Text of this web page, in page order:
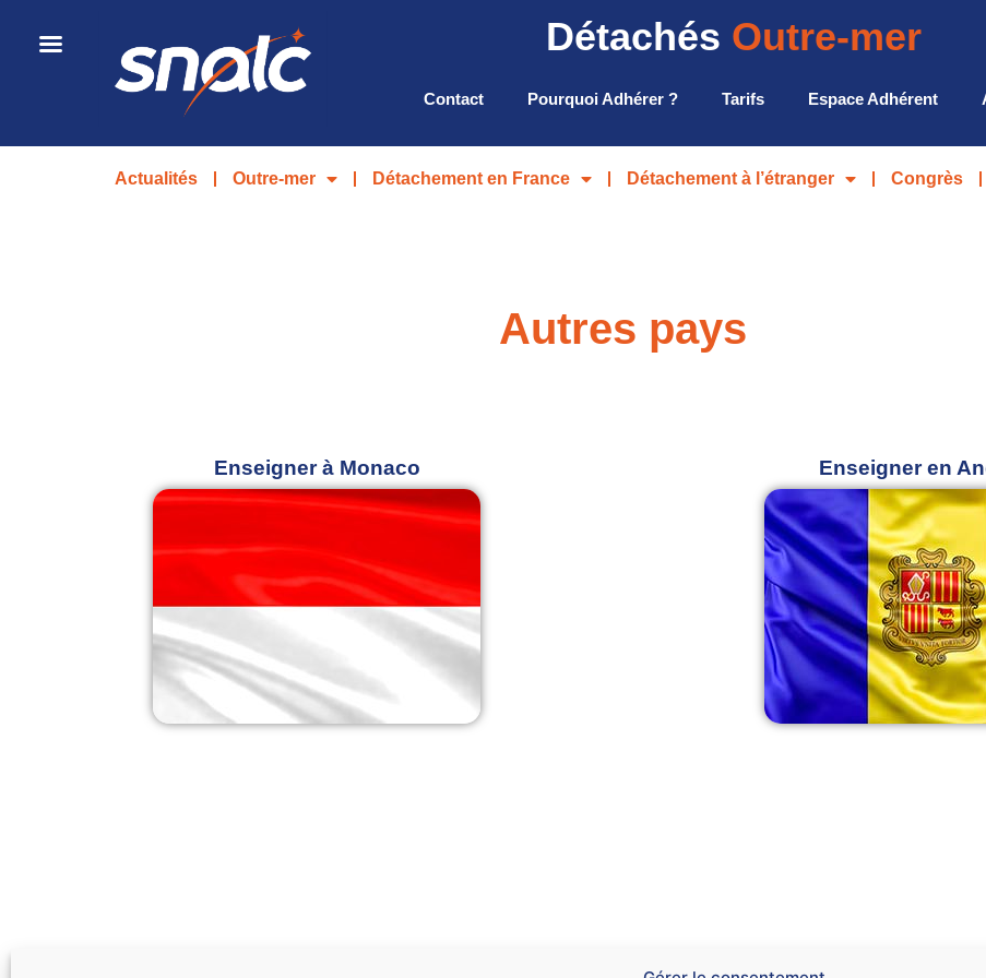
Détachés Outre-mer
Contact Pourquoi Adhérer ? Tarifs Espace Adhérent
Actualités Outre-mer Détachement en France Détachement à l’étranger Congrès
Autres pays
Enseigner à Monaco Enseigner en